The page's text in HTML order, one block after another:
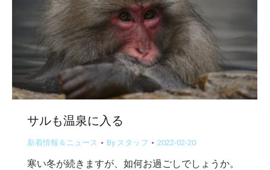
サルも温泉に入る
新着情報＆ニュース By スタッフ 2022-02-20
寒い冬が続きますが、如何お過ごしでしょうか。